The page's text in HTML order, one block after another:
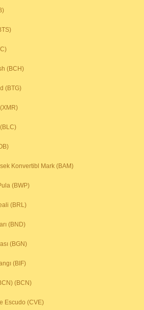
(BCH)
(BTG)
Konvertibl Mark (BAM)
(BWP)
(BRL)
(BND)
(BGN)
(BIF)
(BCN)
Escudo (CVE)